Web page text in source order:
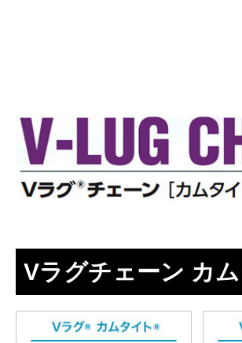
Vラグチェーン カ